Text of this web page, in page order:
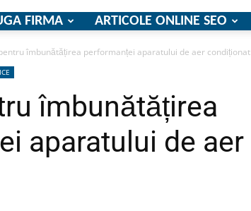
FIRMA ARTICOLE ONLINE SEO
îmbunătățirea performanței aparatului de aer condiționat
îmbunătățirea
aparatului de aer